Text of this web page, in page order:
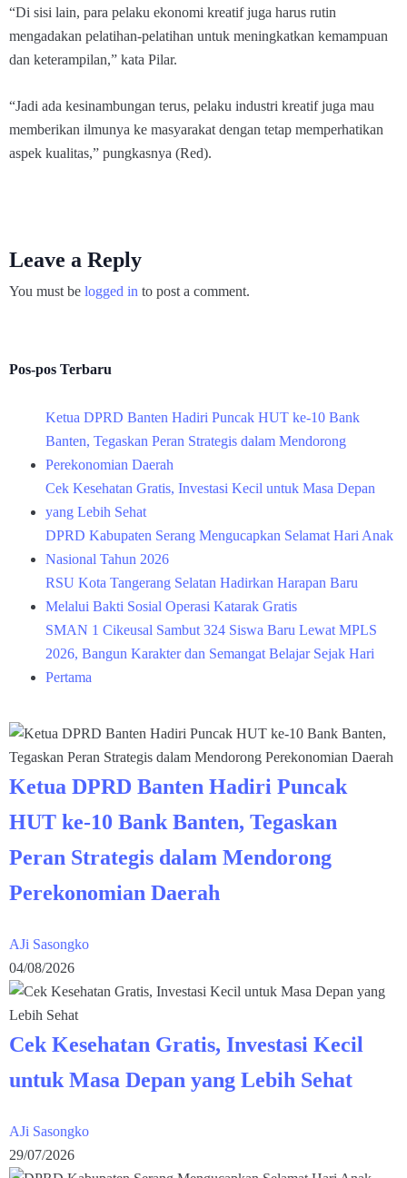
“Di sisi lain, para pelaku ekonomi kreatif juga harus rutin
mengadakan pelatihan-pelatihan untuk meningkatkan kemampuan
dan keterampilan,” kata Pilar.
“Jadi ada kesinambungan terus, pelaku industri kreatif juga mau
memberikan ilmunya ke masyarakat dengan tetap memperhatikan
aspek kualitas,” pungkasnya (Red).
Leave a Reply
You must be logged in to post a comment.
Pos-pos Terbaru
Ketua DPRD Banten Hadiri Puncak HUT ke-10 Bank
Banten, Tegaskan Peran Strategis dalam Mendorong
Perekonomian Daerah
Cek Kesehatan Gratis, Investasi Kecil untuk Masa Depan
yang Lebih Sehat
DPRD Kabupaten Serang Mengucapkan Selamat Hari Anak
Nasional Tahun 2026
RSU Kota Tangerang Selatan Hadirkan Harapan Baru
Melalui Bakti Sosial Operasi Katarak Gratis
SMAN 1 Cikeusal Sambut 324 Siswa Baru Lewat MPLS
2026, Bangun Karakter dan Semangat Belajar Sejak Hari
Pertama
Ketua DPRD Banten Hadiri Puncak
HUT ke-10 Bank Banten, Tegaskan
Peran Strategis dalam Mendorong
Perekonomian Daerah
AJi Sasongko
04/08/2026
Cek Kesehatan Gratis, Investasi Kecil
untuk Masa Depan yang Lebih Sehat
AJi Sasongko
29/07/2026